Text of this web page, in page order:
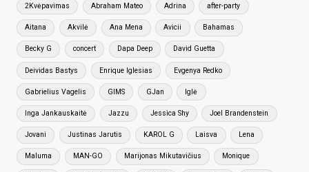
2Kvėpavimas Abraham Mateo Adrina after-party
Aitana Akvilė Ana Mena Avicii Bahamas
Becky G concert Dapa Deep David Guetta
Deividas Bastys Enrique Iglesias Evgenya Redko
Gabrielius Vagelis GIMS GJan Iglė
Inga Jankauskaitė Jazzu Jessica Shy Joel Brandenstein
Jovani Justinas Jarutis KAROL G Laisva Lena
Maluma MAN-GO Marijonas Mikutavičius Monique